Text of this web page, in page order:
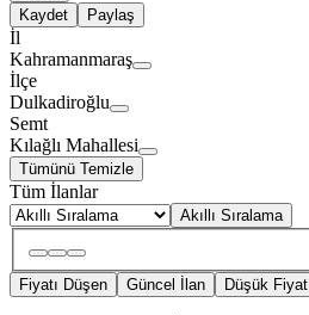
Kaydet
Paylaş
İl
Kahramanmaraş
İlçe
Dulkadiroğlu
Semt
Kılağlı Mahallesi
Tümünü Temizle
Tüm İlanlar
Akıllı Sıralama
Fiyatı Düşen Güncel İlan Düşük Fiyat